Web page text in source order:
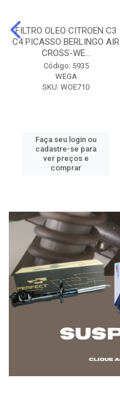
FILTRO OLEO CITROEN C3
C4 PICASSO BERLINGO AIR
CROSS-WE...
Código: 5935
WEGA
SKU: WOE710
Faça seu login ou
cadastre-se para
ver preços e
comprar